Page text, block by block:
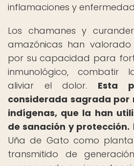
inflamaciones y
Los chamanes y
amazónicas han
por su capacidad para
inmunológico, combatir
aliviar el dolor. Esta
considerada sagrada por
indígenas, que la han
de sanación y protección.
Uña de Gato como
transmitido de